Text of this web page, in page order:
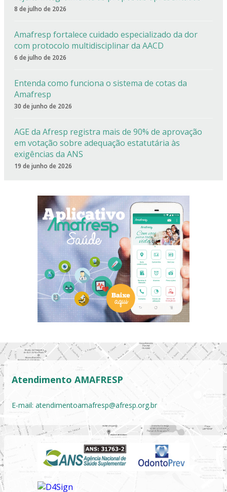
8 de julho de 2026
Amafresp fortalece cuidado especializado da dor
com protocolo multidisciplinar da AACD
6 de julho de 2026
Entenda como funciona o sistema de cotas da
Amafresp
30 de junho de 2026
AGE da Afresp registra mais de 90% de aprovação
em votação sobre adequação estatutária às
exigências da ANS
19 de junho de 2026
Atendimento AMAFRESP
E-mail: atendimentoamafresp@afresp.org.br